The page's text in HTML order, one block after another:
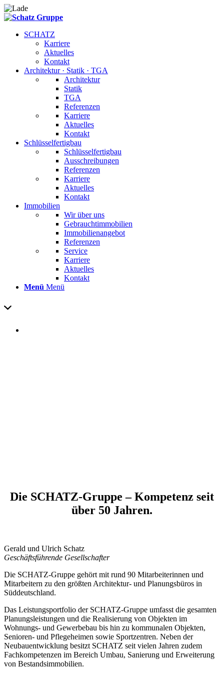
SCHATZ
Karriere
Aktuelles
Kontakt
Architektur · Statik · TGA
Architektur
Statik
TGA
Referenzen
Karriere
Aktuelles
Kontakt
Schlüsselfertigbau
Schlüsselfertigbau
Ausschreibungen
Referenzen
Karriere
Aktuelles
Kontakt
Immobilien
Wir über uns
Gebrauchtimmobilien
Immobilienangebot
Referenzen
Service
Karriere
Aktuelles
Kontakt
Menü Menü
Die SCHATZ-Gruppe – Kompetenz seit
über 50 Jahren.
Gerald und Ulrich Schatz
Geschäftsführende Gesellschafter
Die SCHATZ-Gruppe gehört mit rund 90 Mitarbeiterinnen und
Mitarbeitern zu den größten Architektur- und Planungsbüros in
Süddeutschland.
Das Leistungsportfolio der SCHATZ-Gruppe umfasst die gesamten
Planungsleistungen und die Realisierung von Objekten im
Wohnungs- und Gewerbebau bis hin zu kommunalen Objekten,
Senioren- und Pflegeheimen sowie Sportzentren. Neben der
Neubauentwicklung besitzt SCHATZ seit vielen Jahren zudem
Fachkompetenzen im Bereich Umbau, Sanierung und Erweiterung
von Bestandsimmobilien.